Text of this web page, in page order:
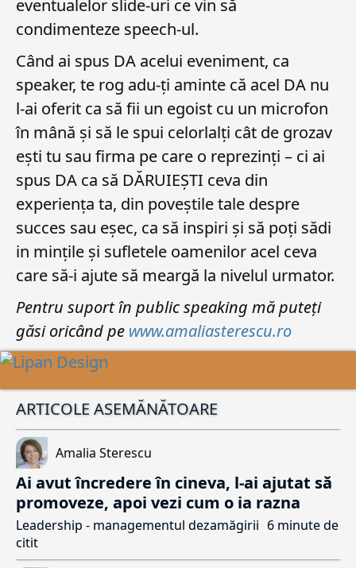
eventualelor slide-uri ce vin să
condimenteze speech-ul.
Când ai spus DA acelui eveniment, ca
speaker, te rog adu-ți aminte că acel DA nu
l-ai oferit ca să fii un egoist cu un microfon
în mână și să le spui celorlalți cât de grozav
ești tu sau firma pe care o reprezinți – ci ai
spus DA ca să DĂRUIEȘTI ceva din
experiența ta, din poveștile tale despre
succes sau eșec, ca să inspiri și să poți sădi
in mințile și sufletele oamenilor acel ceva
care să-i ajute să meargă la nivelul urmator.
Pentru suport în public speaking mă puteți
găsi oricând pe www.amaliasterescu.ro
ARTICOLE ASEMĂNĂTOARE
Amalia Sterescu
Ai avut încredere în cineva, l-ai ajutat să
promoveze, apoi vezi cum o ia razna
Leadership - managementul dezamăgirii 6 minute de
citit